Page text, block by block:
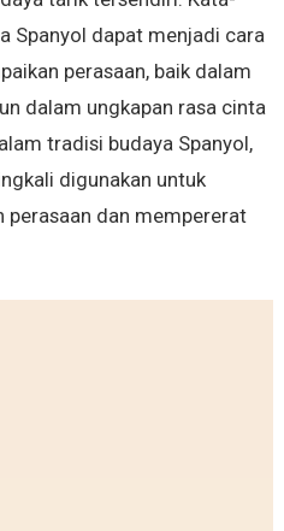
Spanyol dapat menjadi cara
perasaan, baik dalam
dalam ungkapan rasa cinta
tradisi budaya Spanyol,
digunakan untuk
perasaan dan mempererat